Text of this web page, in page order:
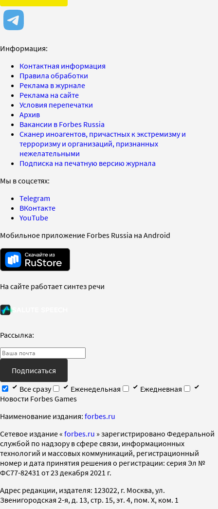
Информация:
Контактная информация
Правила обработки
Реклама в журнале
Реклама на сайте
Условия перепечатки
Архив
Вакансии в Forbes Russia
Сканер иноагентов, причастных к экстремизму и
терроризму и организаций, признанных
нежелательными
Подписка на печатную версию журнала
Мы в соцсетях:
Telegram
ВКонтакте
YouTube
Мобильное приложение Forbes Russia на Android
На сайте работает синтез речи
Рассылка:
Подписаться
Все сразу
Еженедельная
Ежедневная
Новости Forbes Games
Наименование издания: forbes.ru
Cетевое издание « forbes.ru » зарегистрировано Федеральной
службой по надзору в сфере связи, информационных
технологий и массовых коммуникаций, регистрационный
номер и дата принятия решения о регистрации: серия Эл №
ФС77-82431 от 23 декабря 2021 г.
Адрес редакции, издателя: 123022, г. Москва, ул.
Звенигородская 2-я, д. 13, стр. 15, эт. 4, пом. X, ком. 1